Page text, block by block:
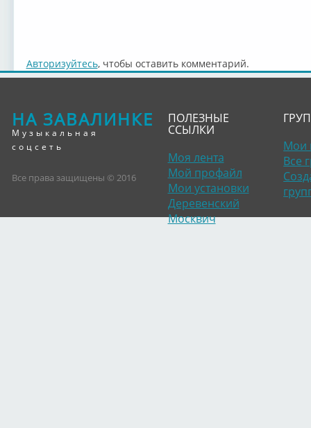
Авторизуйтесь, чтобы оставить комментарий.
НА ЗАВАЛИНКЕ
Музыкальная
соцсеть
Все права защищены © 2016
ПОЛЕЗНЫЕ
ССЫЛКИ
Моя лента
Мой профайл
Мои установки
Деревенский
Москвич
Мои
Все